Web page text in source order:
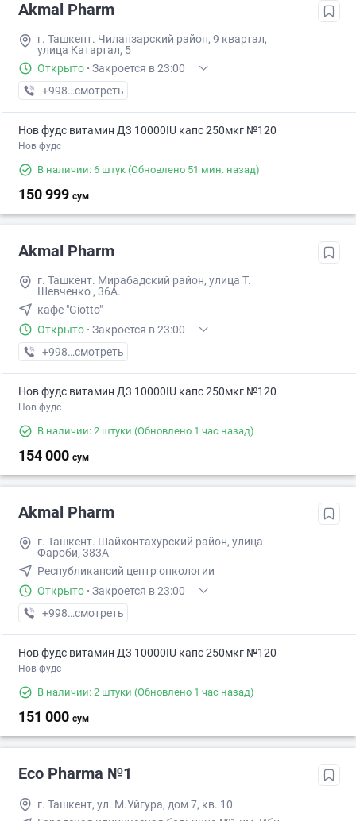
Akmal Pharm
г. Ташкент. Чиланзарский район, 9 квартал,
улица Катартал, 5
Открыто · Закроется в 23:00
+998 (99) XXX-XX-XX
смотреть
Нов фудс витамин Д3 10000IU капс 250мкг №120
Нов фудс
В наличии: 6 штук (Обновлено 51 мин. назад)
150 999 сум
Akmal Pharm
г. Ташкент. Мирабадский район, улица Т.
Шевченко , 36А.
кафе "Giotto"
Открыто · Закроется в 23:00
+998 (99) XXX-XX-XX
смотреть
Нов фудс витамин Д3 10000IU капс 250мкг №120
Нов фудс
В наличии: 2 штуки (Обновлено 1 час назад)
154 000 сум
Akmal Pharm
г. Ташкент. Шайхонтахурский район, улица
Фароби, 383А
Республикансий центр онкологии
Открыто · Закроется в 23:00
+998 (99) XXX-XX-XX
смотреть
Нов фудс витамин Д3 10000IU капс 250мкг №120
Нов фудс
В наличии: 2 штуки (Обновлено 1 час назад)
151 000 сум
Eco Pharma №1
г. Ташкент, ул. М.Уйгура, дом 7, кв. 10